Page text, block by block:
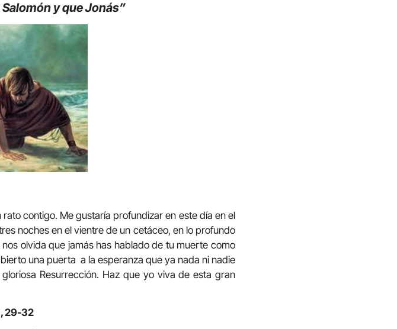
y que Jonás”
contigo. Me gustaría profundizar en este día en el
noches en el vientre de un cetáceo, en lo profundo
olvida que jamás has hablado de tu muerte como
una puerta a la esperanza que ya nada ni nadie
Resurrección. Haz que yo viva de esta gran
29-32